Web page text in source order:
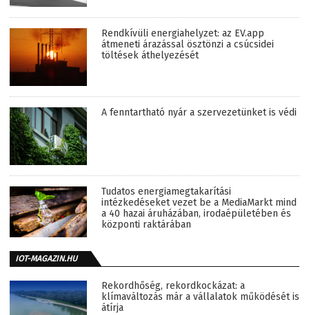
Rendkívüli energiahelyzet: az EV.app
átmeneti árazással ösztönzi a csúcsidei
töltések áthelyezését
A fenntartható nyár a szervezetünket is védi
Tudatos energiamegtakarítási
intézkedéseket vezet be a MediaMarkt mind
a 40 hazai áruházában, irodaépületében és
központi raktárában
IOT-MAGAZIN.HU
Rekordhőség, rekordkockázat: a
klímaváltozás már a vállalatok működését is
átírja